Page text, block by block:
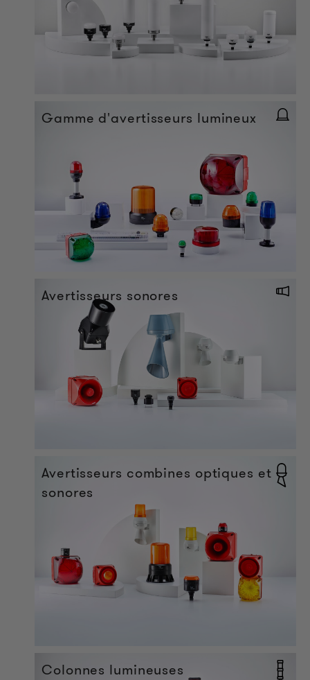
Gamme d'avertisseurs lumineux
Avertisseurs sonores
Avertisseurs combines optiques et
sonores
Colonnes lumineuses